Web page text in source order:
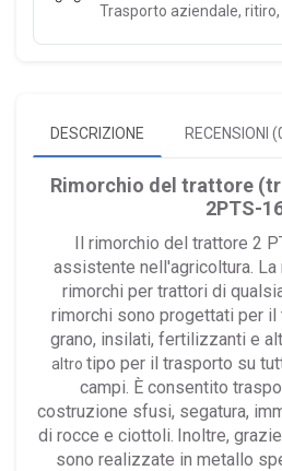
Trasporto aziendale,
DESCRIZIONE RECENSIONI
Rimorchio del trattore
2PTS-
Il rimorchio del trattore 2
assistente nell'agricoltura.
rimorchi per trattori di
rimorchi sono progettati per
grano, insilati, fertilizzanti e
altro tipo per il trasporto su
campi. È consentito
costruzione sfusi, segatura,
di rocce e ciottoli. Inoltre,
sono realizzate in metallo